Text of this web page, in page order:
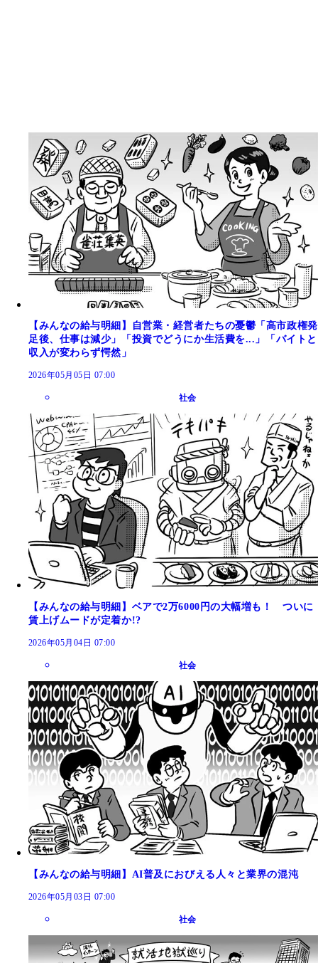
【みんなの給与明細】自営業・経営者たちの憂鬱「高市政権発
足後、仕事は減少」「投資でどうにか生活費を...」「バイトと
収入が変わらず愕然」
2026年05月05日 07:00
社会
【みんなの給与明細】ベアで2万6000円の大幅増も！ ついに
賃上げムードが定着か!?
2026年05月04日 07:00
社会
【みんなの給与明細】AI普及におびえる人々と業界の混沌
2026年05月03日 07:00
社会